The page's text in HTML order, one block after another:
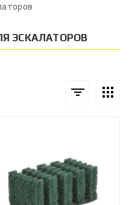
ЭСКАЛАТОРОВ